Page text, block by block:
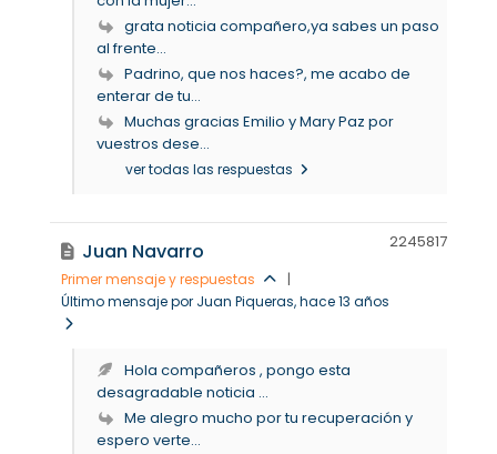
grata noticia compañero,ya sabes un paso
al frente...
Padrino, que nos haces?, me acabo de
enterar de tu...
Muchas gracias Emilio y Mary Paz por
vuestros dese...
ver todas las respuestas
Juan Navarro
Primer mensaje y respuestas
|
Último mensaje por Juan Piqueras, hace 13 años
2245817
Hola compañeros , pongo esta
desagradable noticia ...
Me alegro mucho por tu recuperación y
espero verte...